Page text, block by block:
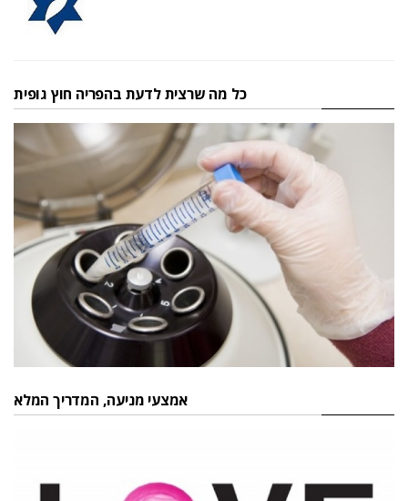
כל מה שרצית לדעת בהפריה חוץ גופית
אמצעי מניעה, המדריך המלא